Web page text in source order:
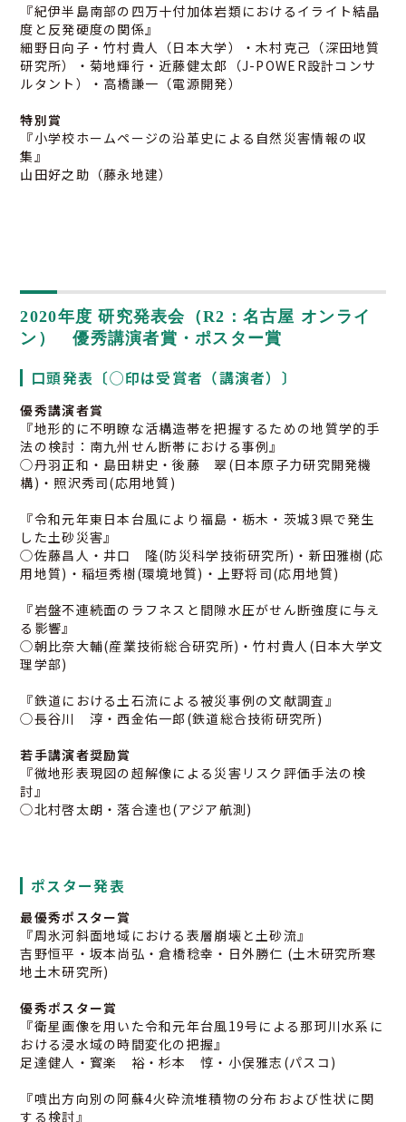
『紀伊半島南部の四万十付加体岩類におけるイライト結晶
度と反発硬度の関係』
細野日向子・竹村貴人（日本大学）・木村克己（深田地質
研究所）・菊地輝行・近藤健太郎（J-POWER設計コンサ
ルタント）・高橋謙一（電源開発）
特別賞
『小学校ホームページの沿革史による自然災害情報の収
集』
山田好之助（藤永地建）
2020年度 研究発表会（R2：名古屋 オンライ
ン） 優秀講演者賞・ポスター賞
口頭発表〔◯印は受賞者（講演者）〕
優秀講演者賞
『地形的に不明瞭な活構造帯を把握するための地質学的手
法の検討：南九州せん断帯における事例』
◯丹羽正和・島田耕史・後藤 翠(日本原子力研究開発機
構)・照沢秀司(応用地質)
『令和元年東日本台風により福島・栃木・茨城3県で発生
した土砂災害』
◯佐藤昌人・井口 隆(防災科学技術研究所)・新田雅樹(応
用地質)・稲垣秀樹(環境地質)・上野将司(応用地質)
『岩盤不連続面のラフネスと間隙水圧がせん断強度に与え
る影響』
◯朝比奈大輔(産業技術総合研究所)・竹村貴人(日本大学文
理学部)
『鉄道における土石流による被災事例の文献調査』
◯長谷川 淳・西金佑一郎(鉄道総合技術研究所)
若手講演者奨励賞
『微地形表現図の超解像による災害リスク評価手法の検
討』
◯北村啓太朗・落合達也(アジア航測)
ポスター発表
最優秀ポスター賞
『周氷河斜面地域における表層崩壊と土砂流』
吉野恒平・坂本尚弘・倉橋稔幸・日外勝仁 (土木研究所寒
地土木研究所)
優秀ポスター賞
『衛星画像を用いた令和元年台風19号による那珂川水系に
おける浸水域の時間変化の把握』
足達健人・寳楽 裕・杉本 惇・小俣雅志(パスコ)
『噴出方向別の阿蘇4火砕流堆積物の分布および性状に関
する検討』